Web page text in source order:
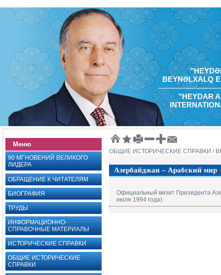
BEYNƏLXALQ
"HEYDAR
Меню
90 МГНОВЕНИЙ ВЕЛИКОГО
ЛИДЕРА
ОБРАЩЕНИЕ К ЧИТАТЕЛЯМ
БИОГРАФИЯ
ТРУДЫ
ИНФОРМАЦИОННО-
СПРАВОЧНЫЕ МАТЕРИАЛЫ
ИСТОРИЧЕСКИЕ СПРАВКИ
ОБЩИЕ ИСТОРИЧЕСКИЕ
СПРАВКИ
ОБЩИЕ ИСТОРИЧЕСКИЕ СПРАВКИ /
Азербайджан – Арабский мир
Официальный визит Президента
июля 1994 года)